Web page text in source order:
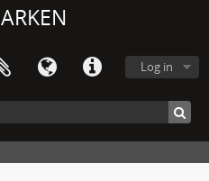
ARKEN
Log in